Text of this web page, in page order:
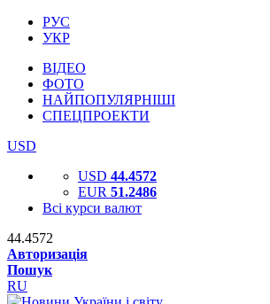
РУС
УКР
ВІДЕО
ФОТО
НАЙПОПУЛЯРНІШІ
СПЕЦПРОЕКТИ
USD
USD 44.4572
EUR 51.2486
Всі курси валют
44.4572
Авторизація
Пошук
RU